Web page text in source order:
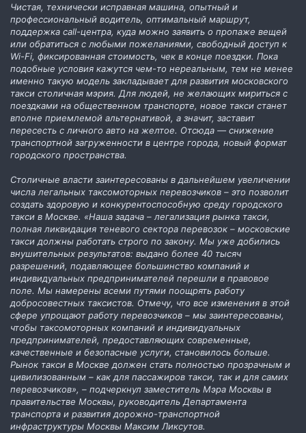
Чистая, технически исправная машина, опытный и
профессиональный водитель, оптимальный маршрут,
поддержка call-центра, куда можно заявить о пропаже вещей
или обратиться с любыми пожеланиями, свободный доступ к
Wi-Fi, фиксированная стоимость, чек в конце поездки. Пока
подобные условия кажутся чем-то нереальным, тем не менее
именно такую модель закладывает для развития московского
такси столичная мэрия. Для людей, не желающих мириться с
поездками на общественном транспорте, новое такси станет
вполне приемлемой альтернативой, а значит, заставит
пересесть с личного авто на желтое. Отсюда — снижение
транспортной загруженности в центре города, новый формат
городского пространства.
Столичные власти заинтересованы в дальнейшем увеличении
числа легальных таксомоторных перевозчиков – это позволит
создать здоровую и конкурентоспособную среду городского
такси в Москве. «Наша задача – легализация рынка такси,
полная ликвидация теневого сектора перевозок – московские
такси должны работать строго по закону. Мы уже добились
внушительных результатов: выдано более 40 тысяч
разрешений, подавляющее большинство компаний и
индивидуальных предпринимателей перешли в правовое
поле. Мы намерены всеми путями поощрять работу
добросовестных таксистов. Отмечу, что все изменения в этой
сфере упрощают работу перевозчиков – мы заинтересованы,
чтобы таксомоторных компаний и индивидуальных
предпринимателей, предоставляющих современные,
качественные и безопасные услуги, становилось больше.
Рынок такси в Москве должен стать полностью прозрачным и
цивилизованным – как для пассажиров такси, так и для самих
перевозчиков», – подчеркнул заместитель Мэра Москвы в
правительстве Москвы, руководитель Департамента
транспорта и развития дорожно-транспортной
инфраструктуры Москвы Максим Ликсутов.